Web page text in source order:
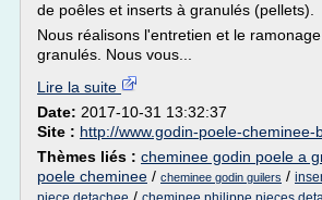
de poêles et inserts à granulés (pellets).
Nous réalisons l'entretien et le
granulés. Nous vous...
Lire la suite
Date: 2017-10-31 13:32:37
Site : http://www.godin-poele-cheminee-
Thèmes liés : cheminee godin poele a
poele cheminee / cheminee godin guilers /